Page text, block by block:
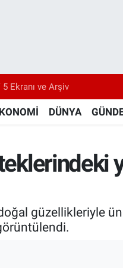
5 Ekranı ve Arşiv
DÜNYA
güzellikleriyle